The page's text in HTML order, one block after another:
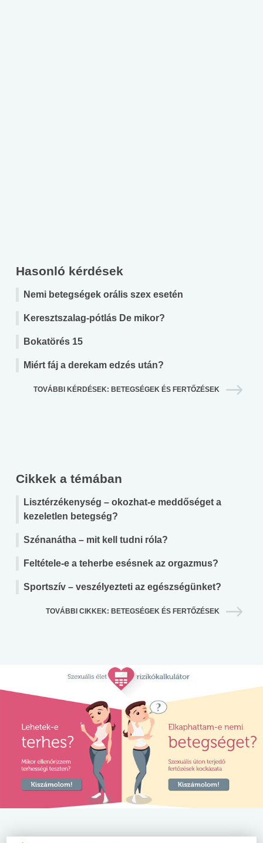
Hasonló kérdések
Nemi betegségek orális szex esetén
Keresztszalag-pótlás De mikor?
Bokatörés 15
Miért fáj a derekam edzés után?
TOVÁBBI KÉRDÉSEK: BETEGSÉGEK ÉS FERTŐZÉSEK
Cikkek a témában
Lisztérzékenység – okozhat-e meddőséget a
kezeletlen betegség?
Szénanátha – mit kell tudni róla?
Feltétele-e a teherbe esésnek az orgazmus?
Sportszív – veszélyezteti az egészségünket?
TOVÁBBI CIKKEK: BETEGSÉGEK ÉS FERTŐZÉSEK